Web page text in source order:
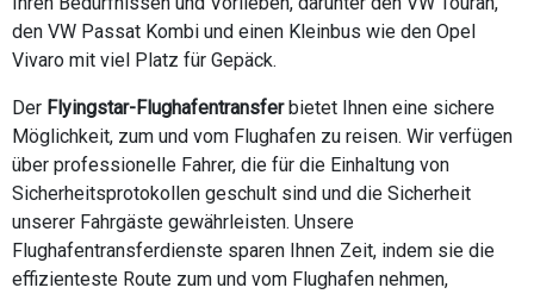
den VW Passat Kombi und einen Kleinbus wie den Opel
Vivaro mit viel Platz für Gepäck.
Der Flyingstar-Flughafentransferbietet Ihnen eine sichere
Möglichkeit, zum und vom Flughafen zu reisen. Wir verfügen
über professionelle Fahrer, die für die Einhaltung von
Sicherheitsprotokollen geschult sind und die Sicherheit
unserer Fahrgäste gewährleisten. Unsere
Flughafentransferdienste sparen Ihnen Zeit, indem sie die
effizienteste Route zum und vom Flughafen nehmen,